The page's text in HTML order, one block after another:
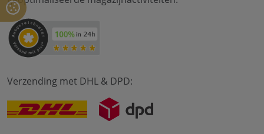
Verzending met DHL & DPD: